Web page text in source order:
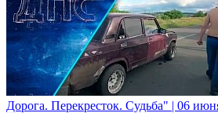
Дорога. Перекресток. Судьба" | 06